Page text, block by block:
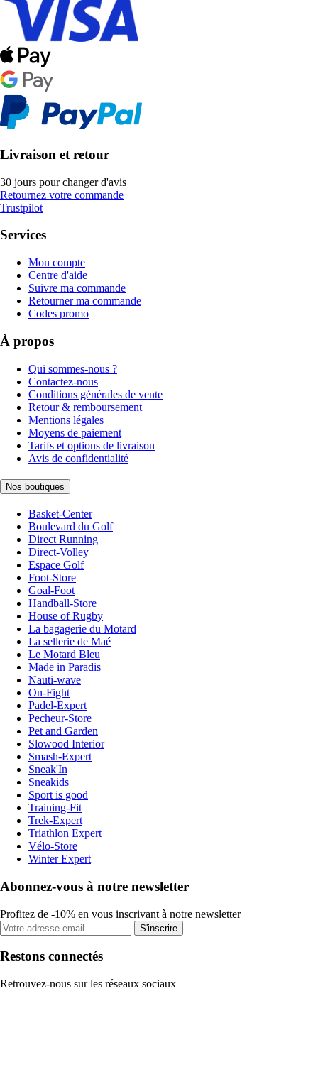
Livraison et retour
30 jours pour changer d'avis
Retournez votre commande
Trustpilot
Services
Mon compte
Centre d'aide
Suivre ma commande
Retourner ma commande
Codes promo
À propos
Qui sommes-nous ?
Contactez-nous
Conditions générales de vente
Retour & remboursement
Mentions légales
Moyens de paiement
Tarifs et options de livraison
Avis de confidentialité
Nos boutiques
Basket-Center
Boulevard du Golf
Direct Running
Direct-Volley
Espace Golf
Foot-Store
Goal-Foot
Handball-Store
House of Rugby
La bagagerie du Motard
La sellerie de Maé
Le Motard Bleu
Made in Paradis
Nauti-wave
On-Fight
Padel-Expert
Pecheur-Store
Pet and Garden
Slowood Interior
Smash-Expert
Sneak'In
Sneakids
Sport is good
Training-Fit
Trek-Expert
Triathlon Expert
Vélo-Store
Winter Expert
Abonnez-vous à notre newsletter
Profitez de -10% en vous inscrivant à notre newsletter
S'inscrire
Restons connectés
Retrouvez-nous sur les réseaux sociaux